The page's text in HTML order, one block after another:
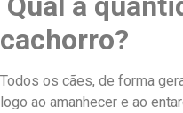
cachorro?
Todos os cães, de forma
logo ao amanhecer e ao